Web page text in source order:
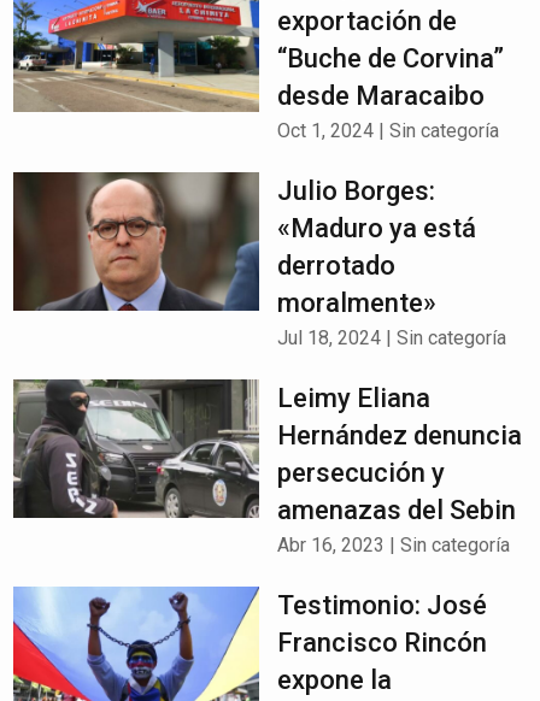
exportación de
“Buche de Corvina”
desde Maracaibo
Oct 1, 2024 |Sin categoría
Julio Borges:
«Maduro ya está
derrotado
moralmente»
Jul 18, 2024 |Sin categoría
Leimy Eliana
Hernández denuncia
persecución y
amenazas del Sebin
Abr 16, 2023 |Sin categoría
Testimonio: José
Francisco Rincón
expone la